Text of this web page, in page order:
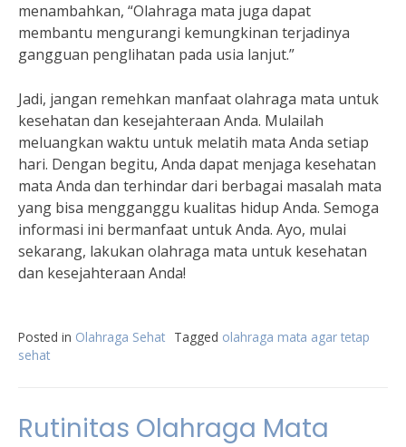
menambahkan, “Olahraga mata juga dapat
membantu mengurangi kemungkinan terjadinya
gangguan penglihatan pada usia lanjut.”
Jadi, jangan remehkan manfaat olahraga mata untuk
kesehatan dan kesejahteraan Anda. Mulailah
meluangkan waktu untuk melatih mata Anda setiap
hari. Dengan begitu, Anda dapat menjaga kesehatan
mata Anda dan terhindar dari berbagai masalah mata
yang bisa mengganggu kualitas hidup Anda. Semoga
informasi ini bermanfaat untuk Anda. Ayo, mulai
sekarang, lakukan olahraga mata untuk kesehatan
dan kesejahteraan Anda!
Posted in Olahraga Sehat Tagged olahraga mata agar tetap
sehat
Rutinitas Olahraga Mata